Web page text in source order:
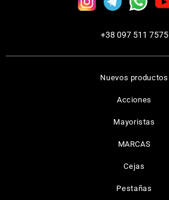
Nuevos productos
Acciones
Mayoristas
MARCAS
Cejas
Pestañas
+38 097 511 7575